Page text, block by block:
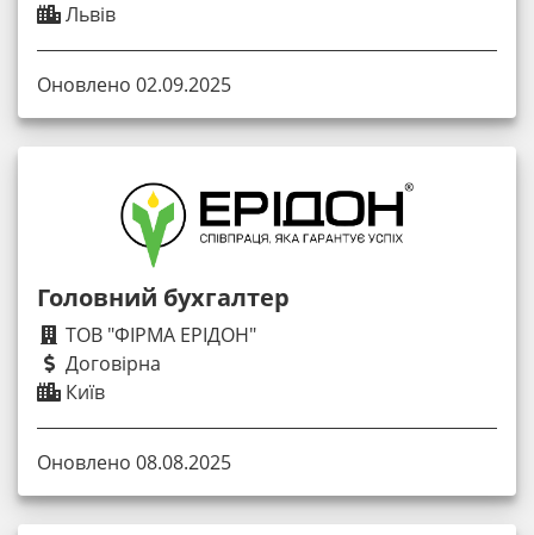
Львів
Оновлено 02.09.2025
Головний бухгалтер
ТОВ "ФІРМА ЕРІДОН"
Договірна
Київ
Оновлено 08.08.2025